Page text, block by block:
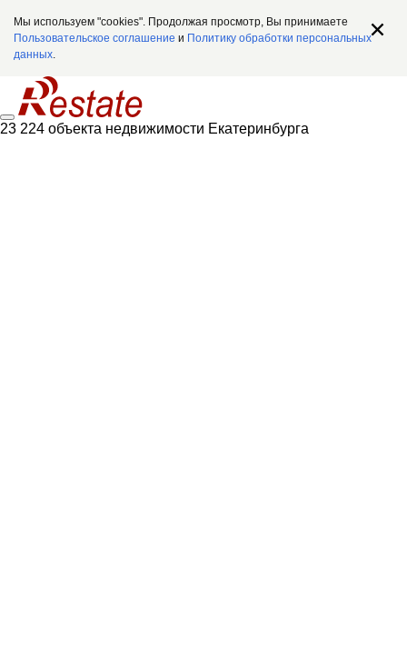
Мы используем "cookies". Продолжая просмотр, Вы принимаете
Пользовательское соглашение и Политику обработки персональных
данных.
23 224 объекта недвижимости Екатеринбурга